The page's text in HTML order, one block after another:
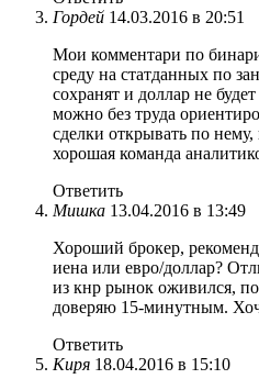
Гордей 14.03.2016 в 20:51
Мои комментари по
среду на статданных по
сохранят и доллар не
можно без труда
сделки открывать по
хорошая команда
Ответить
Мишка 13.04.2016 в 13:49
Хороший брокер,
иена или евро/доллар?
из кнр рынок оживился,
доверяю 15-минутным.
Ответить
Киря 18.04.2016 в 15:10